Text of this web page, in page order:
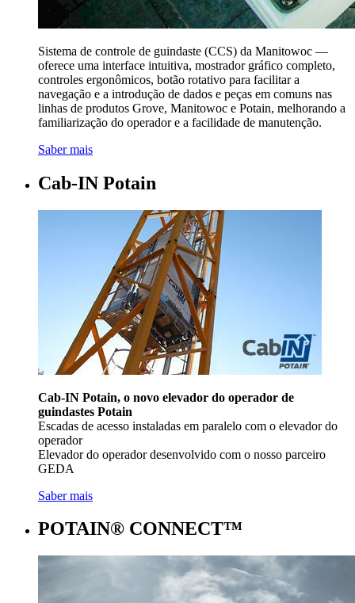
Sistema de controle de guindaste (CCS) da Manitowoc —
oferece uma interface intuitiva, mostrador gráfico completo,
controles ergonômicos, botão rotativo para facilitar a
navegação e a introdução de dados e peças em comuns nas
linhas de produtos Grove, Manitowoc e Potain, melhorando a
familiarização do operador e a facilidade de manutenção.
Saber mais
Cab-IN Potain
Cab-IN Potain, o novo elevador do operador de
guindastes Potain
Escadas de acesso instaladas em paralelo com o elevador do
operador
Elevador do operador desenvolvido com o nosso parceiro
GEDA
Saber mais
POTAIN® CONNECT™